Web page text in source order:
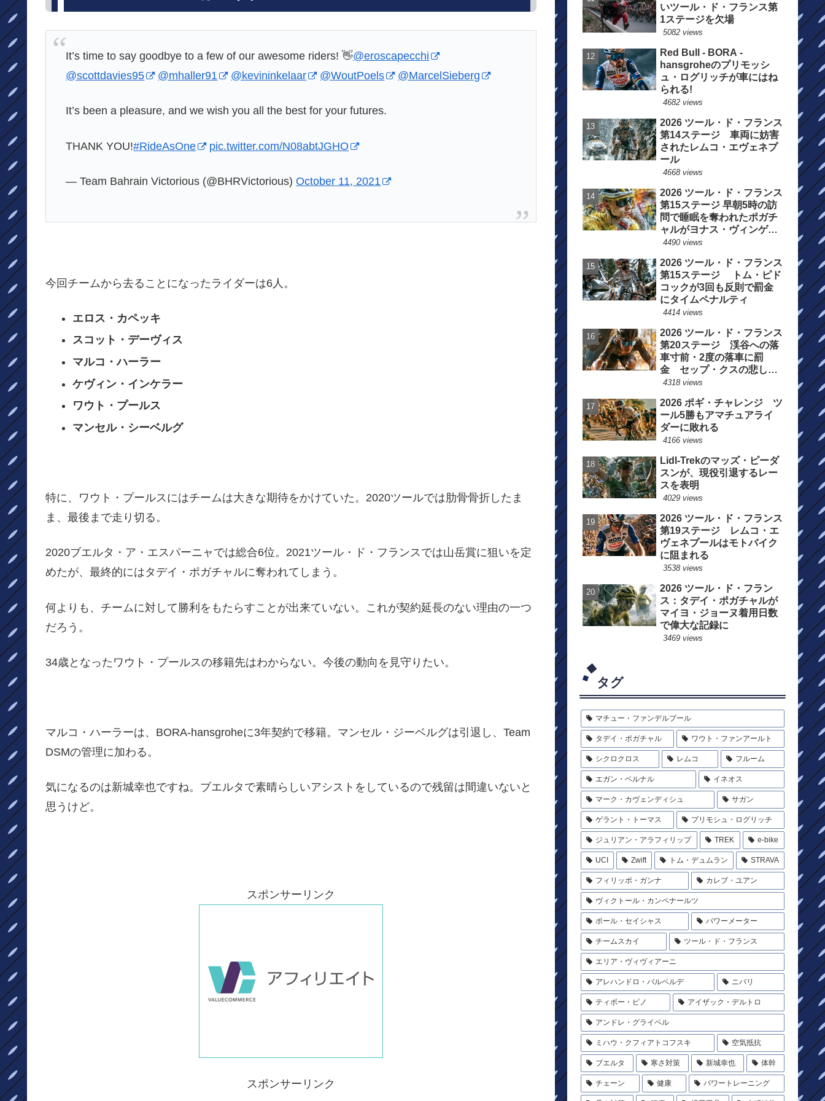
It’s time to say goodbye to a few of our awesome riders! 👋@eroscapecchi
@scottdavies95
@mhaller91 @kevininkelaar @WoutPoels @MarcelSieberg
It’s been a pleasure, and we wish you all the best for your futures.
THANK YOU!#RideAsOne pic.twitter.com/N08abtJGHO
— Team Bahrain Victorious (@BHRVictorious)October 11, 2021
今回チームから去ることになったライダーは6人。
エロス・カペッキ
スコット・デーヴィス
マルコ・ハーラー
ケヴィン・インケラー
ワウト・プールス
マンセル・シーベルグ
特に、ワウト・プールスにはチームは大きな期待をかけていた。2020ツールでは肋骨骨折したま
ま、最後まで走り切る。
2020ブエルタ・ア・エスパーニャでは総合6位。2021ツール・ド・フランスでは山岳賞に狙いを定
めたが、最終的にはタデイ・ポガチャルに奪われてしまう。
何よりも、チームに対して勝利をもたらすことが出来ていない。これが契約延長のない理由の一つ
だろう。
34歳となったワウト・プールスの移籍先はわからない。今後の動向を見守りたい。
マルコ・ハーラーは、BORA-hansgroheに3年契約で移籍。マンセル・ジーベルグは引退し、Team
DSMの管理に加わる。
気になるのは新城幸也ですね。ブエルタで素晴らしいアシストをしているので残留は間違いないと
思うけど。
スポンサーリンク
スポンサーリンク
いツール・ド・フランス第
1ステージを欠場
5082 views
Red Bull - BORA -
hansgroheのプリモッシ
ュ・ログリッチが車にはね
られる!
4682 views
2026 ツール・ド・フランス
第14ステージ 車両に妨害
されたレムコ・エヴェネプ
ール
4668 views
2026 ツール・ド・フランス
第15ステージ 早朝5時の訪
問で睡眠を奪われたポガチ
ャルがヨナス・ヴィンゲゴ
ーの離脱を惜しむ
4490 views
2026 ツール・ド・フランス
第15ステージ トム・ピド
コックが3回も反則で罰金
にタイムペナルティ
4414 views
2026 ツール・ド・フランス
第20ステージ 渓谷への落
車寸前・2度の落車に罰
金 セップ・クスの悲しい
一日
4318 views
2026 ポギ・チャレンジ ツ
ール5勝もアマチュアライ
ダーに敗れる
4166 views
Lidl-Trekのマッズ・ピーダ
スンが、現役引退するレー
スを表明
4029 views
2026 ツール・ド・フランス
第19ステージ レムコ・エ
ヴェネプールはモトバイク
に阻まれる
3538 views
2026 ツール・ド・フラン
ス：タデイ・ポガチャルが
マイヨ・ジョーヌ着用日数
で偉大な記録に
3469 views
タグ
マチュー・ファンデルプール
タデイ・ポガチャル ワウト・ファンアールト
シクロクロス レムコ フルーム
エガン・ベルナル イネオス
マーク・カヴェンディシュ サガン
ゲラント・トーマス プリモシュ・ログリッチ
ジュリアン・アラフィリップ TREK e-bike
UCI Zwift トム・デュムラン STRAVA
フィリッポ・ガンナ カレブ・ユアン
ヴィクトール・カンペナールツ
ポール・セイシャス パワーメーター
チームスカイ ツール・ド・フランス
エリア・ヴィヴィアーニ
アレハンドロ・バルベルデ ニバリ
ティボー・ピノ アイザック・デルトロ
アンドレ・グライペル
ミハウ・クフィアトコフスキ 空気抵抗
ブエルタ 寒さ対策 新城幸也 体幹
チェーン 健康 パワートレーニング